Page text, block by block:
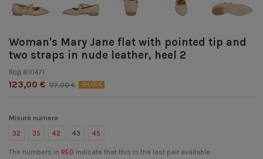
Woman's Mary Jane flat with pointed tip and
two straps in nude leather, heel 2
Код 810471
123,00 € 177,00 € -54,00 €
Misura numero
32
35 42 43 45
The numbers in RED indicate that this is the last pair available.